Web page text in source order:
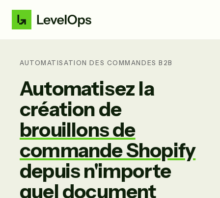
AUTOMATISATION DES COMMANDES B2B
Automatisez la
création de
brouillons de
commande Shopify
depuis n'importe
quel document